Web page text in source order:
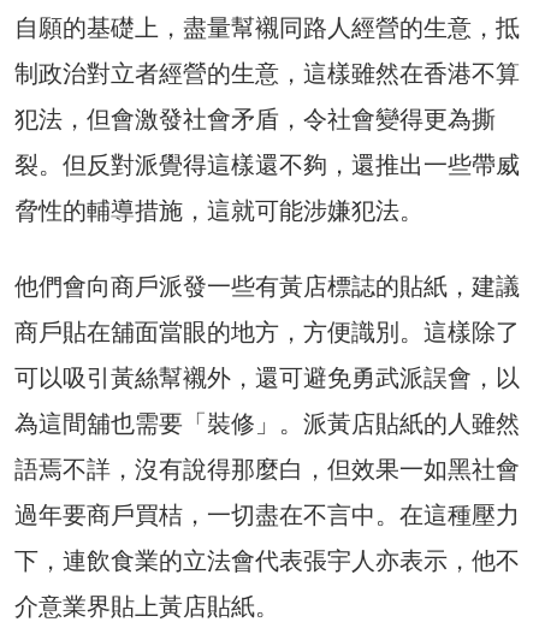
自願的基礎上，盡量幫襯同路人經營的生意，抵
制政治對立者經營的生意，這樣雖然在香港不算
犯法，但會激發社會矛盾，令社會變得更為撕
裂。但反對派覺得這樣還不夠，還推出一些帶威
脅性的輔導措施，這就可能涉嫌犯法。
他們會向商戶派發一些有黃店標誌的貼紙，建議
商戶貼在舖面當眼的地方，方便識別。這樣除了
可以吸引黃絲幫襯外，還可避免勇武派誤會，以
為這間舖也需要「裝修」。派黃店貼紙的人雖然
語焉不詳，沒有說得那麼白，但效果一如黑社會
過年要商戶買桔，一切盡在不言中。在這種壓力
下，連飲食業的立法會代表張宇人亦表示，他不
介意業界貼上黃店貼紙。